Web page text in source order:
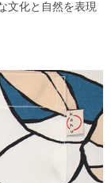
文化と自然を表現